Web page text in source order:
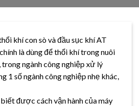
khí con sò và đầu sục khí AT
là dùng để thổi khí trong nuôi
ngành công nghiệp xử lý
1 số ngành công nghiệp nhẹ khác,
được cách vận hành của máy